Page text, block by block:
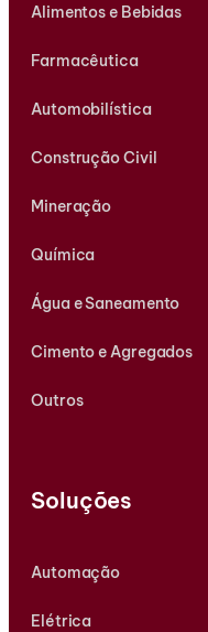
Alimentos e Bebidas
Farmacêutica
Automobilística
Construção Civil
Mineração
Química
Água e Saneamento
Cimento e Agregados
Outros
Soluções
Automação
Elétrica